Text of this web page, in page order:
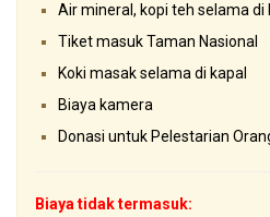
Air mineral, kopi teh selama di
Tiket masuk Taman Nasional
Koki masak selama di kapal
Biaya kamera
Donasi untuk Pelestarian
Biaya tidak termasuk: